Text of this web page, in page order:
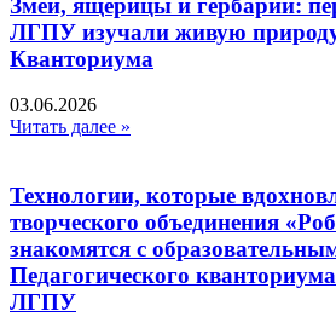
ЛГПУ изучали живую
Кванториума
03.06.2026
Читать далее »
Технологии, которые
творческого объединения
знакомятся с
Педагогического
ЛГПУ